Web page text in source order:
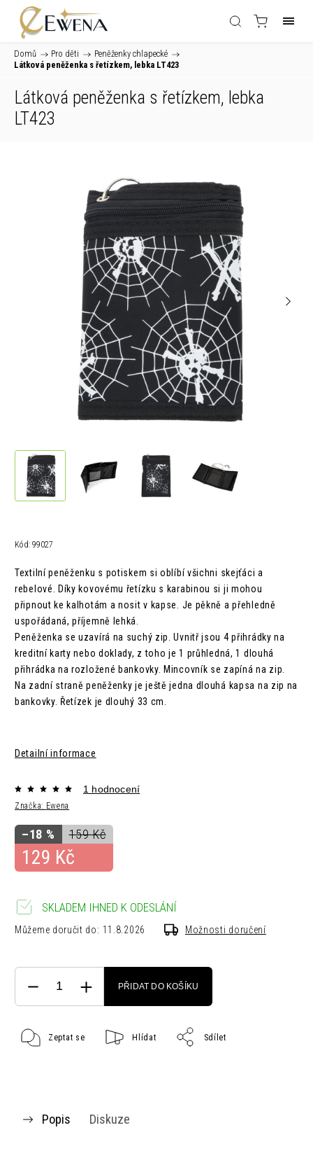
Domů / Pro děti / Peněženky chlapecké /
Látková peněženka s řetízkem, lebka LT423
Látková peněženka s řetízkem, lebka
LT423
Kód: 99027
Textilní peněženku s potiskem si oblíbí všichni skejťáci a
rebelové. Díky kovovému řetízku s karabinou si ji mohou
připnout ke kalhotám a nosit v kapse. Je pěkně a přehledně
uspořádaná, příjemně lehká.
Peněženka se uzavírá na suchý zip. Uvnitř jsou 4 přihrádky na
kreditní karty nebo doklady, z toho je 1 průhledná, 1 dlouhá
přihrádka na rozložené bankovky. Mincovník se zapíná na zip.
Na zadní straně peněženky je ještě jedna dlouhá kapsa na zip na
bankovky. Řetízek je dlouhý 33 cm.
Detailní informace
Značka: Ewena
1 hodnocení
159 Kč
–18 %
129 Kč
SKLADEM IHNED K ODESLÁNÍ
Můžeme doručit do: 11.8.2026 Možnosti doručení
PŘIDAT DO KOŠÍKU
Zeptat se Hlídat Sdílet
Popis Diskuze